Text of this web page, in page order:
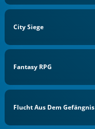
City Siege
Fantasy RPG
Flucht Aus Dem Gefängnis